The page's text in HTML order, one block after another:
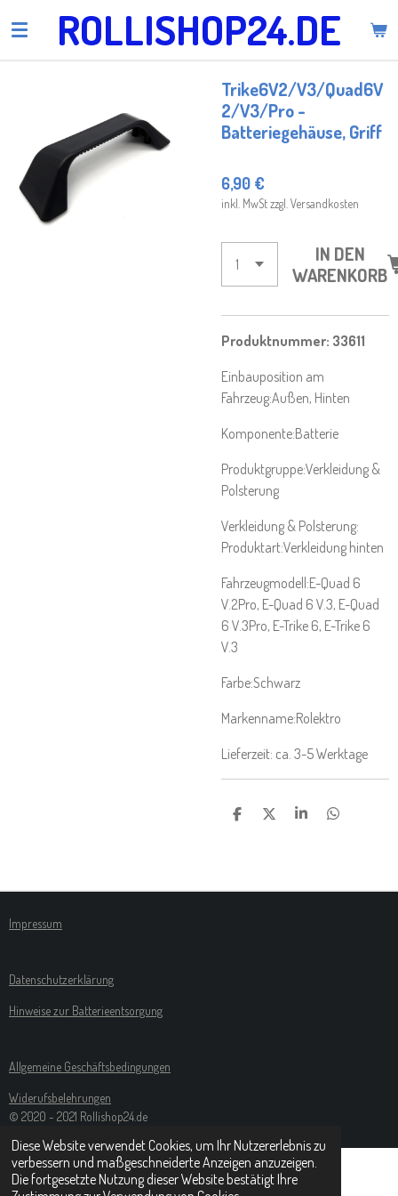
Diese Website verwendet Cookies, um Ihr Nutzererlebnis zu
verbessern und maßgeschneiderte Anzeigen anzuzeigen.
Die fortgesetzte Nutzung dieser Website bestätigt Ihre
HauptinhaltROLLISHOP24.DE
Trike6V2/V3/Quad6V
2/V3/Pro -
Batteriegehäuse, Griff
6,90 €
inkl. MwSt zzgl. Versandkosten
IN DEN
WARENKORB
Produktnummer: 33611
Einbauposition am
Fahrzeug:Außen, Hinten
Komponente:Batterie
Produktgruppe:Verkleidung &
Polsterung
Verkleidung & Polsterung:
Produktart:Verkleidung hinten
Fahrzeugmodell:E-Quad 6
V.2Pro, E-Quad 6 V.3, E-Quad
6 V.3Pro, E-Trike 6, E-Trike 6
V.3
Farbe:Schwarz
Markenname:Rolektro
Lieferzeit: ca. 3-5 Werktage
T
N
T
N
T
N
T
N
Impressum
Datenschutzerklärung
Hinweise zur Batterieentsorgung
Allgemeine Geschäftsbedingungen
Widerufsbelehrungen
© 2020 - 2021 Rollishop24.de